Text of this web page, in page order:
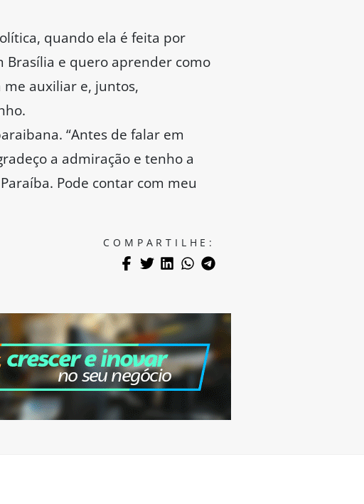
quando ela é feita por
Brasília e quero aprender como
me auxiliar e, juntos,
“Antes de falar em
a admiração e tenho a
Pode contar com meu
COMPARTILHE: